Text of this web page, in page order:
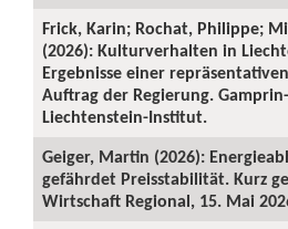
Frick, Karin; Rochat, Philippe;
(2026): Kulturverhalten in
Ergebnisse einer
Auftrag der Regierung.
Liechtenstein-Institut.
Geiger, Martin (2026):
gefährdet Preisstabilität. Kurz
Wirtschaft Regional, 15. Mai